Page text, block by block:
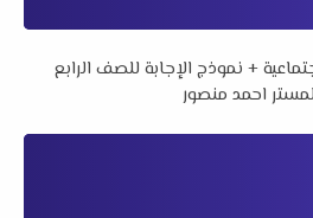
+ نموذج الإجابة للصف الرابع